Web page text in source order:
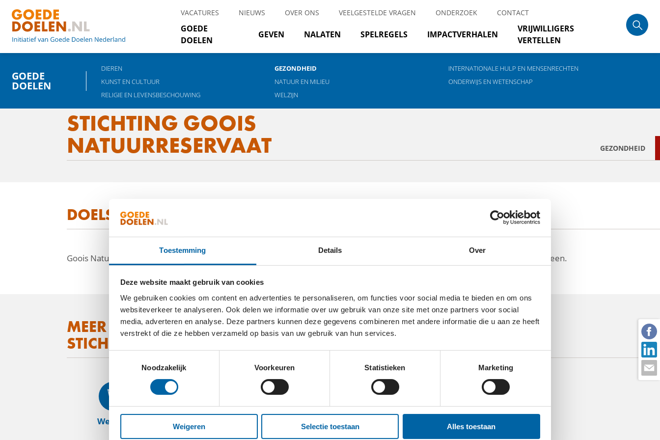
Toestemming Details Over
Deze website maakt gebruik van cookies
We gebruiken cookies om content en advertenties te personaliseren, om functies voor social media te bieden en om ons
websiteverkeer te analyseren. Ook delen we informatie over uw gebruik van onze site met onze partners voor social
media, adverteren en analyse. Deze partners kunnen deze gegevens combineren met andere informatie die u aan ze heeft
verstrekt of die ze hebben verzameld op basis van uw gebruik van hun services.
Toestemmingsselectie
Noodzakelijk
Voorkeuren Statistieken Marketing
Weigeren Selectie toestaan Alles toestaan
VACATURES NIEUWS OVER ONS VEELGESTELDE VRAGEN ONDERZOEK CONTACT
GOEDE
DOELEN
GEVEN NALATEN SPELREGELS IMPACTVERHALEN
VRIJWILLIGERS
VERTELLEN
GOEDE
DOELEN
DIEREN GEZONDHEID
INTERNATIONALE HULP EN MENSENRECHTEN
KUNST EN CULTUUR
NATUUR EN MILIEU
ONDERWIJS EN WETENSCHAP
RELIGIE EN LEVENSBESCHOUWING
WELZIJN
STICHTING GOOIS
NATUURRESERVAAT GEZONDHEID
DOELSTELLING
Goois Natuurreservaat heeft als doel om natuur in het Gooi te behouden, te verbeteren en toegankelijker te maken voor iedereen.
MEER WETEN OVER
STICHTING GOOIS NATUURRESERVAAT?
Website
facebook
linkedin
mail